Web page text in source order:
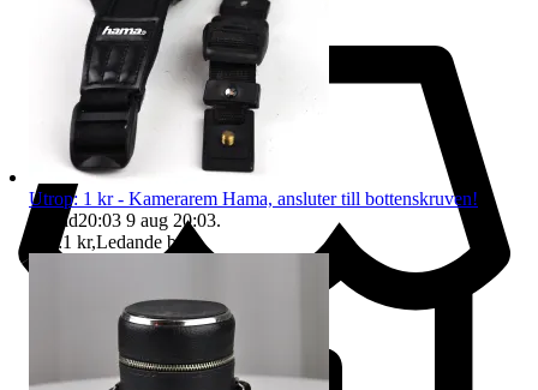
Utrop: 1 kr - Kamerarem Hama, ansluter till bottenskruven!
Sluttid20:03 9 aug 20:03.
Pris:1 kr,Ledande bud .